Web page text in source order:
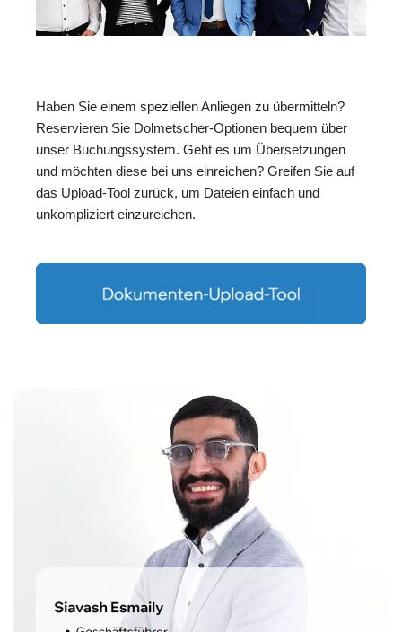
Haben Sie einem speziellen Anliegen zu übermitteln?
Reservieren Sie Dolmetscher-Optionen bequem über
unser Buchungssystem. Geht es um Übersetzungen
und möchten diese bei uns einreichen? Greifen Sie auf
das Upload-Tool zurück, um Dateien einfach und
unkompliziert einzureichen.